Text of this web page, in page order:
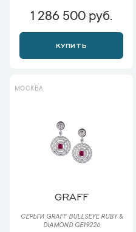
1 286 500 руб.
КУПИТЬ
МОСКВА
GRAFF
СЕРЬГИ GRAFF BULLSEYE RUBY &
DIAMOND GE19226